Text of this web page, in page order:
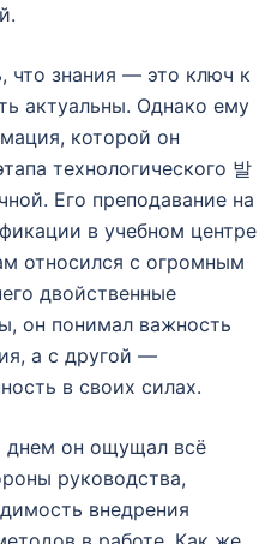
что знания — это ключ к
актуальны. Однако ему
которой он
технологического 발
Его преподавание на
в учебном центре
относился с огромным
двойственные
он понимал важность
а с другой —
в своих силах.
он ощущал всё
руководства,
внедрения